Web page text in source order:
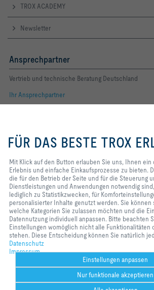
TROX ACADEMY
Newsletter
Ansprechpartner
Vertrieb und technische Beratung Deutschland
Ihr Ansprechpartner
YOUTUBE
FACEBOOK
LINKEDIN
INSTAGRAM
Home Kontakt Impressum
Code of Conduct
Datenschutz
Sie uns, Ihnen ein
Webseiten-Erlebnis und
zählen Cookies, die für
Betrieb der Seite und für
Steuerung unserer
Dienstleistungen und
Anwendungen
sowie solche, die
Statistikzwecken, für
Komforteinstellungen
Anzeige personalisierter
genutzt werden. Sie
Sie zulassen möchten
Einstellungen zur
individuell anpassen.
beachten Sie, dass auf
Einstellungen
FÜR DAS BESTE TROX
Mit Klick auf den Button erlauben Sie uns, Ihnen
Erlebnis und einfache Einkaufsprozesse zu bieten.
die für den Betrieb der Seite und für die Steuerung
Dienstleistungen und Anwendungen notwendig
lediglich zu Statistikzwecken, für
personalisierter Inhalte genutzt werden. Sie
welche Kategorien Sie zulassen möchten und die
Datennutzung individuell anpassen. Bitte beachten
Einstellungen womöglich nicht alle Funktionalitäten
stehen. Diese Entscheidung können Sie natürlich
Datenschutz
Impressum
Einstellungen anpassen
Nur funktionale akzeptieren